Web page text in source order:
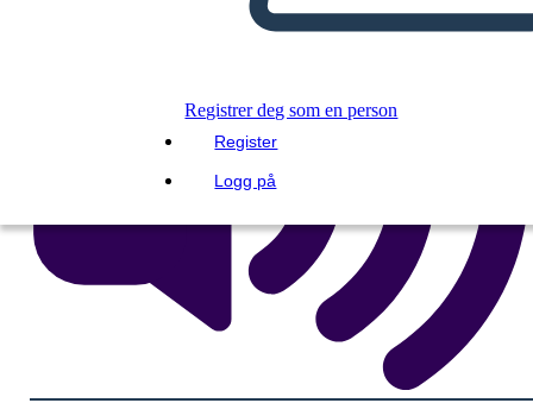
Registrer deg som en person
Register
Logg på